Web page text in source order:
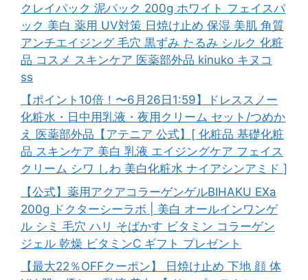
クレイパック 泥パック 200g ホワイト フェイスパ
ック 美白 薬用 UV対策 日焼け止め 保湿 美肌 角質
アンチエイジング 毛穴 黒ずみ たるみ シルク 化粧
品 コスメ スキンケア 医薬部外品 kinuko キヌコ
ss
【ポイント10倍！〜6月26日1:59】ドレススノー
化粧水・日中用乳液・夜用クリーム セット/つめか
え 医薬部外品【アテニア 公式】[ 化粧品 基礎化粧
品 スキンケア 美白 乳液 エイジングケア フェイス
クリーム シワ しわ 美白化粧水 ナイアシンアミド ]
【公式】薬用アクアコラーゲンゲルBIHAKU EXa
200g ドクターシーラボ | 美白 オールインワンゲ
ル シミ 毛穴 ハリ そばかす ビタミン コラーゲン
ジェル 乾燥 ビタミンC ギフト プレゼント
【最大22％OFFクーポン】 日焼け止め 下地 顔 体